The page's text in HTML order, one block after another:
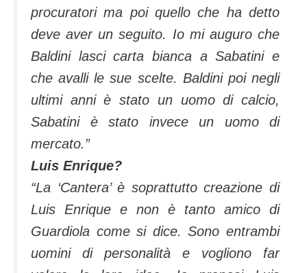
procuratori ma poi quello che ha detto
deve aver un seguito. Io mi auguro che
Baldini lasci carta bianca a Sabatini e
che avalli le sue scelte. Baldini poi negli
ultimi anni è stato un uomo di calcio,
Sabatini è stato invece un uomo di
mercato.”
Luis Enrique?
“La ‘Cantera’ è soprattutto creazione di
Luis Enrique e non è tanto amico di
Guardiola come si dice. Sono entrambi
uomini di personalità e vogliono far